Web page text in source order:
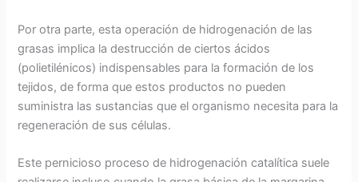
Por otra parte, esta operación de hidrogenación de las
grasas implica la destrucción de ciertos ácidos
(polietilénicos) indispensables para la formación de los
tejidos, de forma que estos productos no pueden
suministra las sustancias que el organismo necesita para la
regeneración de sus células.
Este pernicioso proceso de hidrogenación catalítica suele